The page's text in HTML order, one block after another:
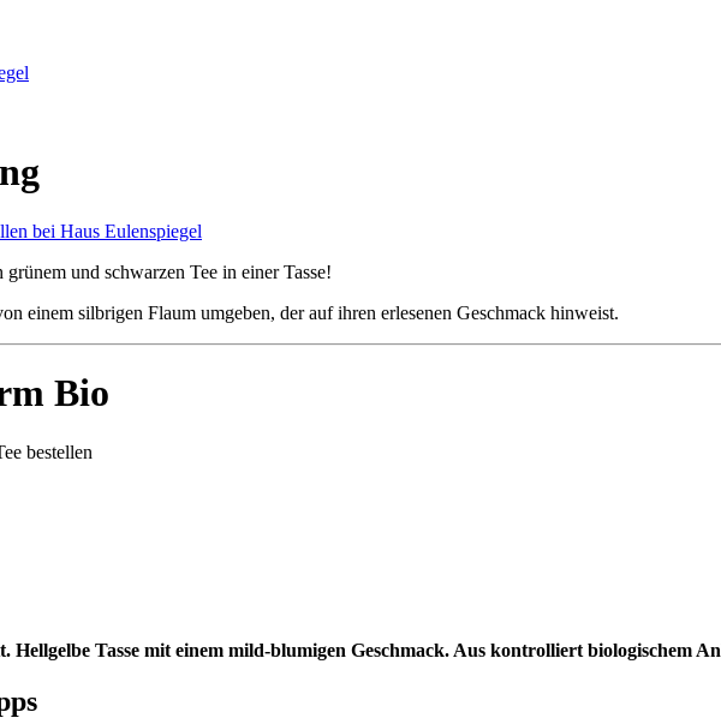
und schwarzen Tee in einer Tasse!
einem silbrigen Flaum umgeben, der auf ihren erlesenen Geschmack hinweist.
Bio
Hellgelbe Tasse mit einem mild-blumigen Geschmack. Aus kontrolliert biologischem